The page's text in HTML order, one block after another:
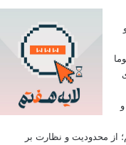
از محدودیت و نظارت بر